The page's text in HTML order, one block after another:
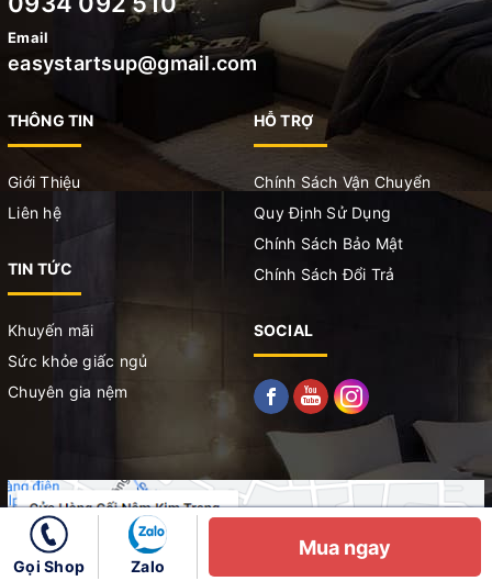
Gọi Shop Zalo
Mua ngay
Email
easystartsup@gmail.com
THÔNG TIN
Giới Thiệu
Liên hệ
TIN TỨC
Khuyến mãi
Sức khỏe giấc ngủ
Chuyên gia nệm
HỖ TRỢ
Chính Sách Vận Chuyển
Quy Định Sử Dụng
Chính Sách Bảo Mật
Chính Sách Đổi Trả
SOCIAL